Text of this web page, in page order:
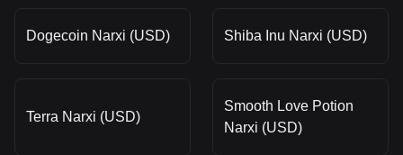
Dogecoin Narxi (USD) Shiba Inu Narxi (USD)
Terra Narxi (USD)
Smooth Love Potion
Narxi (USD)